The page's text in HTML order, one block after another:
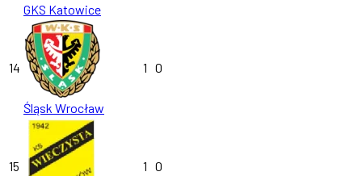
GKS Katowice
14
Śląsk Wrocław
1 0
15 1 0